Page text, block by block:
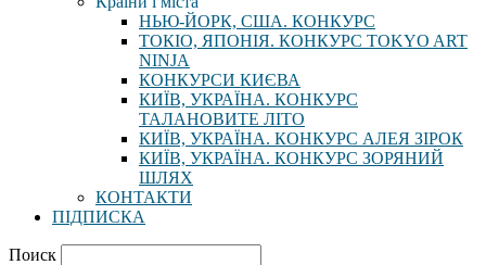
НЬЮ-ЙОРК, США. КОНКУРС
ТОКІО, ЯПОНІЯ. КОНКУРС TOKYO ART
NINJA
КОНКУРСИ КИЄВА
КИЇВ, УКРАЇНА. КОНКУРС
ТАЛАНОВИТЕ ЛІТО
КИЇВ, УКРАЇНА. КОНКУРС АЛЕЯ ЗІРОК
КИЇВ, УКРАЇНА. КОНКУРС ЗОРЯНИЙ
ШЛЯХ
КОНТАКТИ
ПІДПИСКА
Поиск